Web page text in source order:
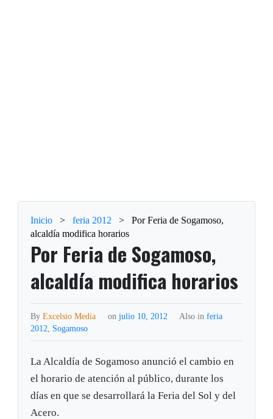
Inicio > feria 2012 >
Por Feria de Sogamoso,
alcaldía modifica horarios
Por Feria de Sogamoso,
alcaldía modifica horarios
ByExcelsio Media on julio 10, 2012 Also in feria
2012, Sogamoso
La Alcaldía de Sogamoso anunció el cambio en
el horario de atención al público, durante los
días en que se desarrollará la Feria del Sol y del
Acero.